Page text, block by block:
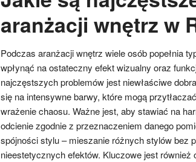
aranżacji wnętrz w
Podczas aranżacji wnętrz wiele osób popełnia
wpłynąć na ostateczny efekt wizualny oraz
najczęstszych problemów jest niewłaściwe
się na intensywne barwy, które mogą
wrażenie chaosu. Ważne jest, aby stawiać na
odcienie zgodnie z przeznaczeniem danego
spójności stylu – mieszanie różnych stylów bez
nieestetycznych efektów. Kluczowe jest